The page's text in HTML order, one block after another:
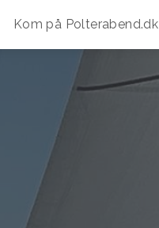
Kom på Polterabend.dk